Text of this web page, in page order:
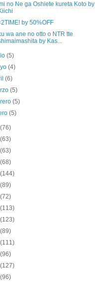
no Ne ga Oshiete kureta Koto by
by 50%OFF
wa ane no otto o NTR tte
by Kas...
(5)
(4)
(6)
(5)
(5)
(5)
(76)
(63)
(63)
(68)
(144)
(89)
(72)
(113)
(123)
(89)
(111)
(96)
(127)
(96)